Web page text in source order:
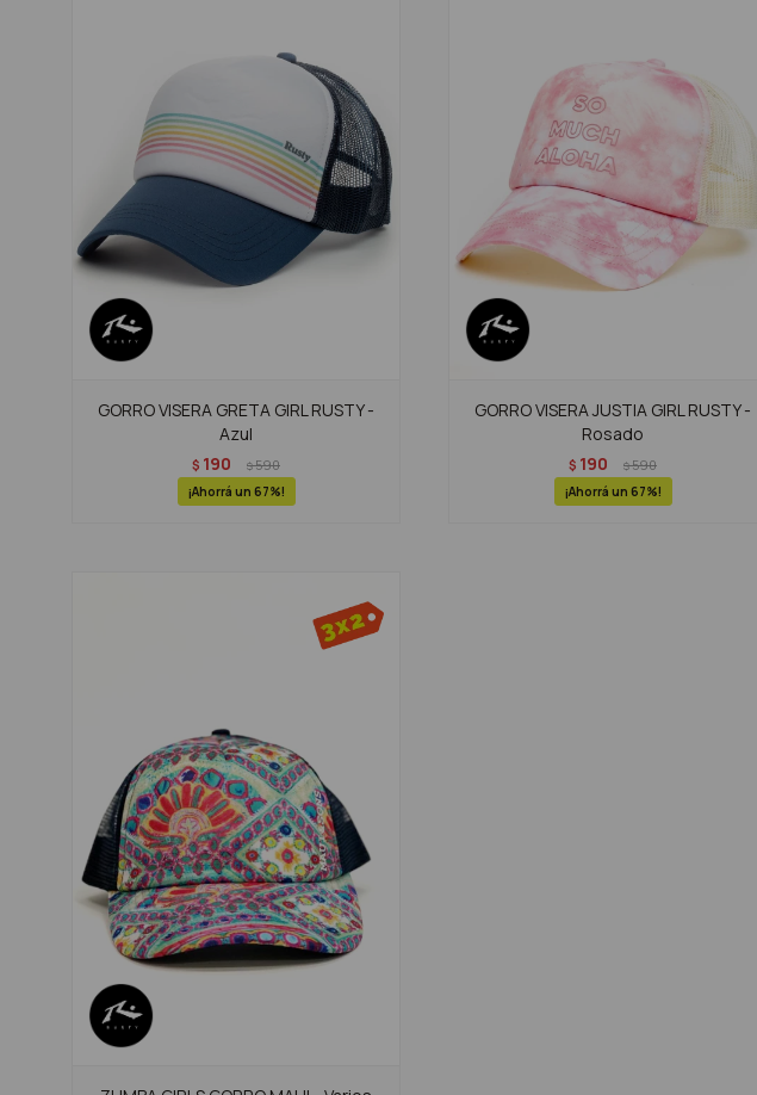
GORRO VISERA GRETA GIRL RUSTY -
Azul
$ 190 $590
67
GORRO VISERA JUSTIA GIRL RUSTY -
Rosado
$ 190 $590
67